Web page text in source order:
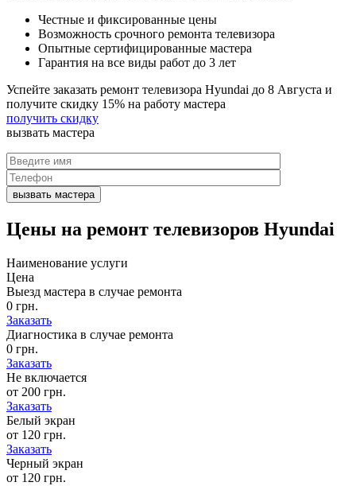
Честные и фиксированные цены
Возможность срочного ремонта телевизора
Опытные сертифицированные мастера
Гарантия на все виды работ до 3 лет
Успейте заказать ремонт телевизора Hyundai до 8 Августа и
получите скидку 15% на работу мастера
получить скидку
вызвать мастера
Цены на ремонт телевизоров Hyundai
Наименование услуги
Цена
Выезд мастера в случае ремонта
0 грн.
Заказать
Диагностика в случае ремонта
0 грн.
Заказать
Не включается
от 200 грн.
Заказать
Белый экран
от 120 грн.
Заказать
Черный экран
от 120 грн.